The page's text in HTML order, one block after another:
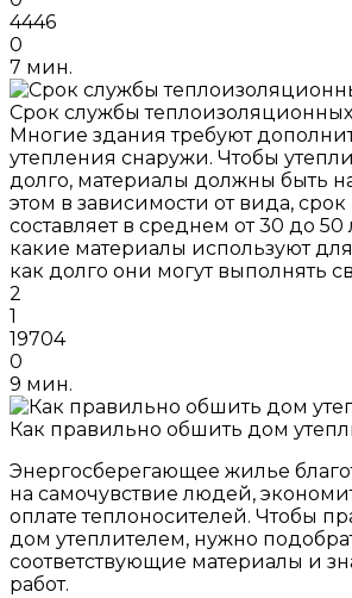
4446
0
7 мин.
Срок службы
Многие здания требуют
утепления снаружи. Чтобы
долго, материалы должны быть
этом в зависимости от вида,
составляет в среднем от 30 до 50
какие материалы используют
как долго они могут выполнять
2
1
19704
0
9 мин.
Как правильно обшить дом
Энергосберегающее жилье
на самочувствие людей,
оплате теплоносителей. Чтобы
дом утеплителем, нужно
соответствующие материалы и
работ.